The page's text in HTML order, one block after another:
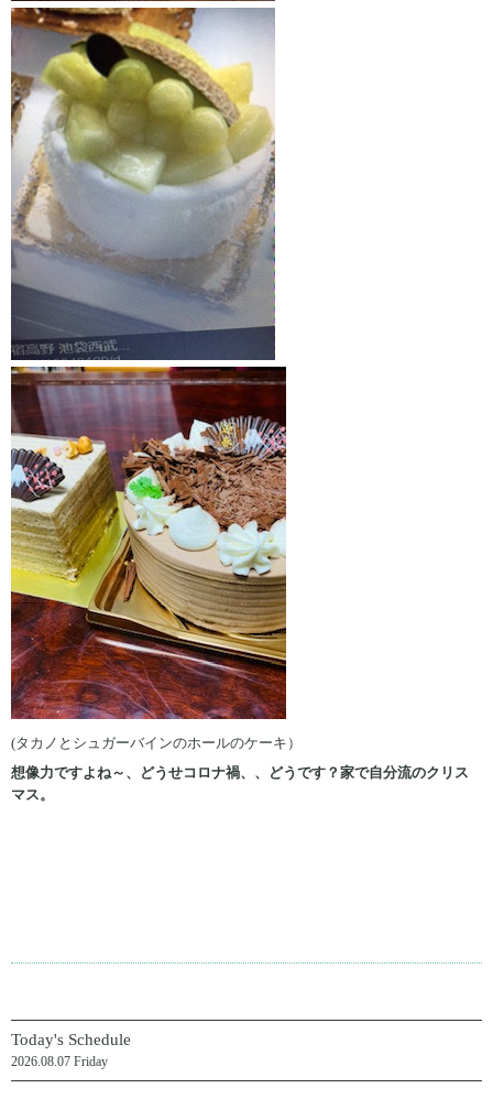
(タカノとシュガーバインのホールのケーキ）
想像力ですよね～、どうせコロナ禍、、どうです？家で自分流のクリス
マス。
Today's Schedule
2026.08.07 Friday